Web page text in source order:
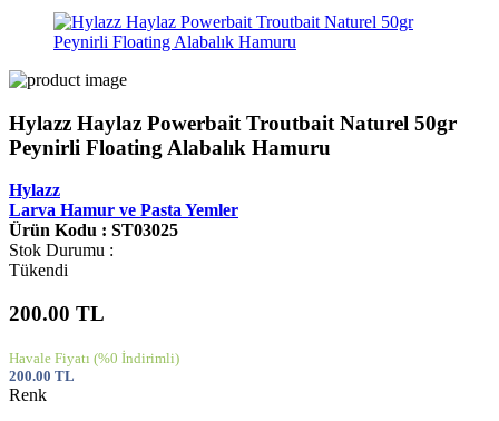
Hylazz Haylaz Powerbait Troutbait Naturel 50gr
Peynirli Floating Alabalık Hamuru
Hylazz
Larva Hamur ve Pasta Yemler
Ürün Kodu : ST03025
Stok Durumu :
Tükendi
200.00 TL
Havale Fiyatı (%0 İndirimli)
200.00 TL
Renk